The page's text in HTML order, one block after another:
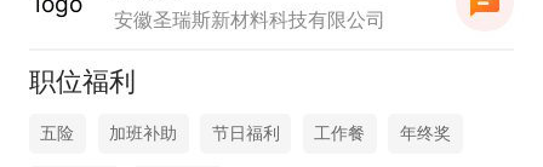
安徽圣瑞斯新材料科技有限公司
职位福利
五险 加班补助 节日福利 工作餐 年终奖